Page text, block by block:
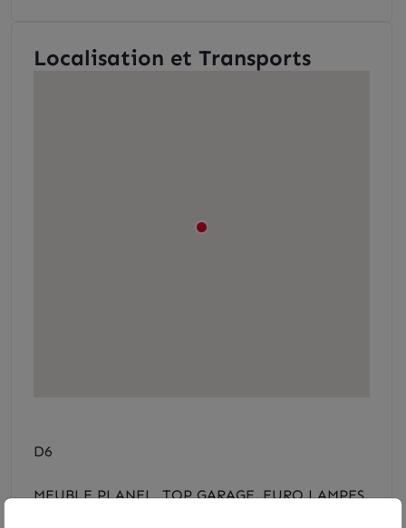
Localisation et Transports
D6
MEUBLE PLANEL, TOP GARAGE, EURO LAMPES,